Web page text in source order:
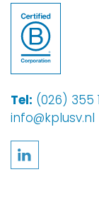
Tel: (026) 355
info@kplusv.nl